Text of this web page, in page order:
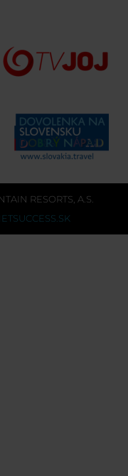
RESORTS, A.S.